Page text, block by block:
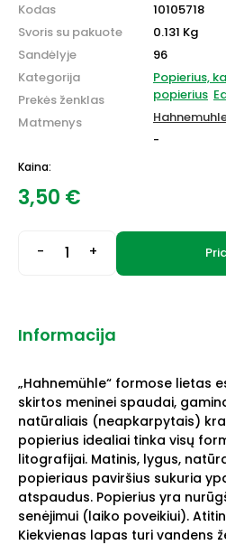
Kodas
Svoris su pakuote
Sandėlyje
Kategorija
Prekės ženklas
Matmenys
10105718
0.131 Kg
96
Popierius,
popierius
-
Kaina:
3,50 €
- +
Informacija
„Hahnemühle“ formose lietas
skirtos meninei spaudai,
natūraliais (neapkarpytais)
popierius idealiai tinka visų
litografijai. Matinis, lygus,
popieriaus paviršius sukuria
atspaudus. Popierius yra
senėjimui (laiko poveikiui).
Kiekvienas lapas turi vandens